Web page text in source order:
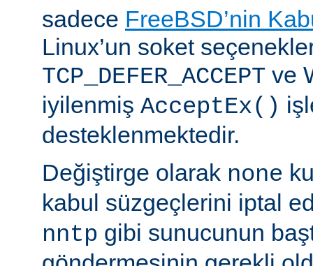
sadece FreeBSD’nin
Linux’un soket
TCP_DEFER_ACCEPT ve
iyilenmiş AcceptEx()
desteklenmektedir.
Değiştirge olarak none
kabul süzgeçlerini iptal
nntp gibi sunucunun